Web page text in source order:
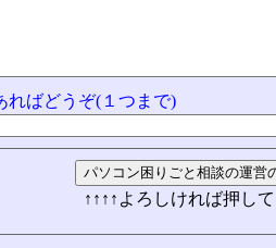
ればどうぞ(１つまで)
↑↑↑↑よろしければ押し